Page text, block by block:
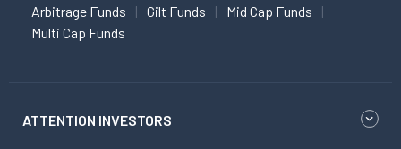
Arbitrage Funds
Gilt Funds
Mid Cap Funds
Multi Cap Funds
ATTENTION INVESTORS